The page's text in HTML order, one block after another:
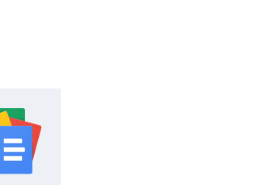
news